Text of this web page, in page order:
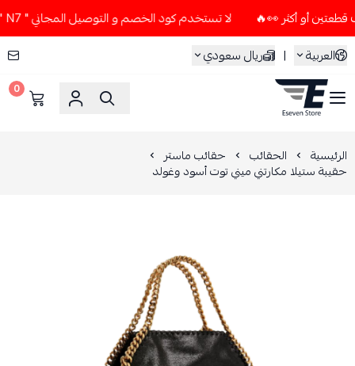
لا تستخدم كود الخصم و التوصيل المجاني " N7 " إلا إذا طلبت قطعتين أو أكثر 👀🔥
العربية
| ريال سعودي
ESEVEN STORE
0
الرئيسية الحقائب حقائب ماستر
حقيبة ستيلا مكارتني ميني توت أسود وغولد